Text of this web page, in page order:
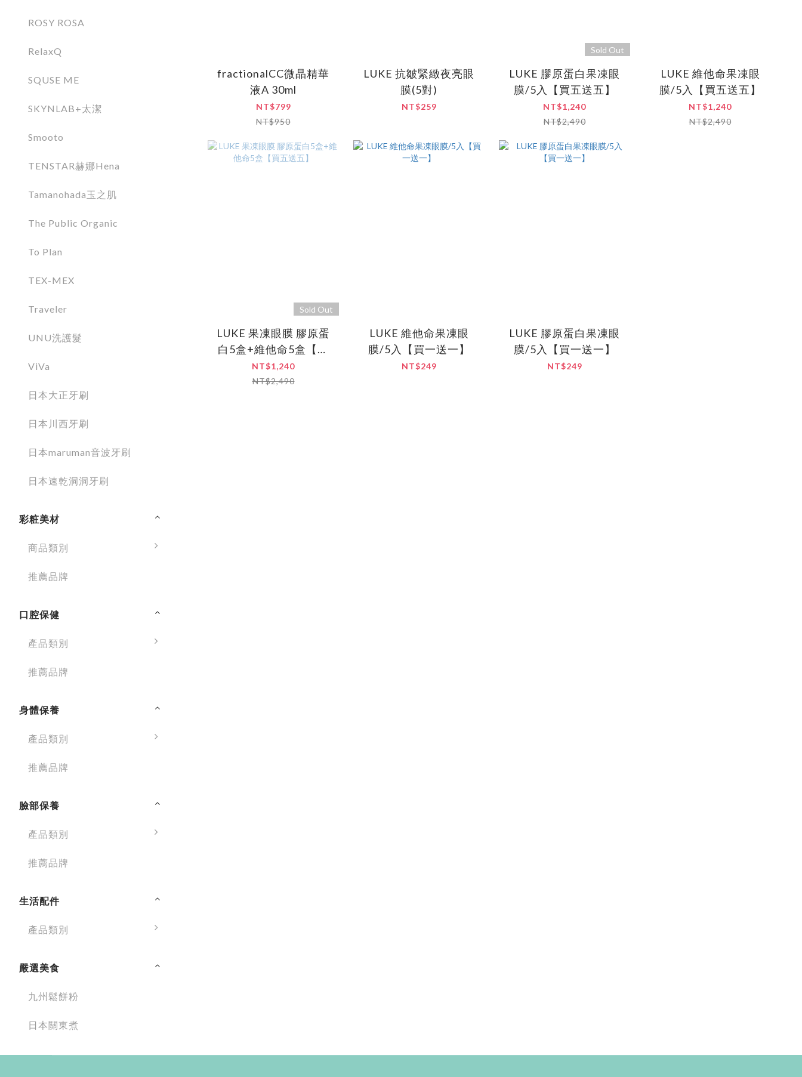
ROSY ROSA
RelaxQ
SQUSE ME
SKYNLAB+太潔
Smooto
TENSTAR赫娜Hena
Tamanohada玉之肌
The Public Organic
To Plan
TEX-MEX
Traveler
UNU洗護髮
ViVa
日本大正牙刷
日本川西牙刷
日本maruman音波牙刷
日本速乾洞洞牙刷
彩粧美材
商品類別
推薦品牌
口腔保健
產品類別
推薦品牌
身體保養
產品類別
推薦品牌
臉部保養
產品類別
推薦品牌
生活配件
產品類別
嚴選美食
九州鬆餅粉
日本關東煮
fractionalCC微晶精華
液A 30ml
NT$799
NT$950
LUKE 抗皺緊緻夜亮眼
膜(5對)
NT$259
Sold Out
LUKE 膠原蛋白果凍眼
膜/5入【買五送五】
NT$1,240
NT$2,490
LUKE 維他命果凍眼
膜/5入【買五送五】
NT$1,240
NT$2,490
Sold Out
LUKE 果凍眼膜 膠原蛋
白5盒+維他命5盒【買
五送五】
NT$1,240
NT$2,490
LUKE 維他命果凍眼
膜/5入【買一送一】
NT$249
LUKE 膠原蛋白果凍眼
膜/5入【買一送一】
NT$249